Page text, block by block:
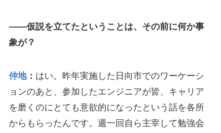
――仮説を立てたということは、その前に何か事
象が？
仲地： はい。昨年実施した日向市でのワーケーシ
ョンのあと、参加したエンジニアが皆、キャリア
を磨くのにとても意欲的になったという話を各所
からもらったんです。週一回自ら主宰して勉強会